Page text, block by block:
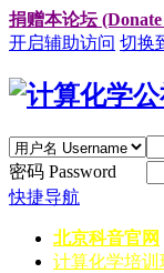
捐赠本论坛 (Donate
开启辅助访问 切换
密码 Password
快捷导航
北京科音官网
计算化学培训